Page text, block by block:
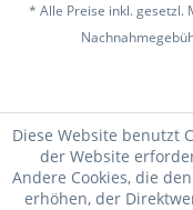
* Alle Preise inkl. gesetzl.
Diese Website benutzt
der Website
Andere Cookies, die
erhöhen, der